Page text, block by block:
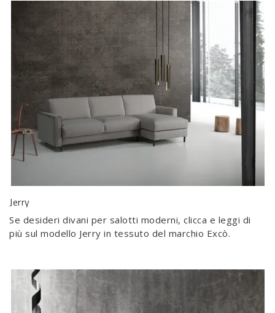
Jerry
Se desideri divani per salotti moderni, clicca e leggi di
più sul modello Jerry in tessuto del marchio Excò.